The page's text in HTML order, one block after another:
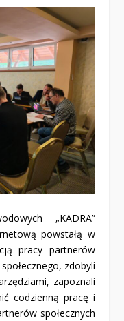
„KADRA”
powstałą w
pracy partnerów
zdobyli
zapoznali
codzienną pracę i
społecznych